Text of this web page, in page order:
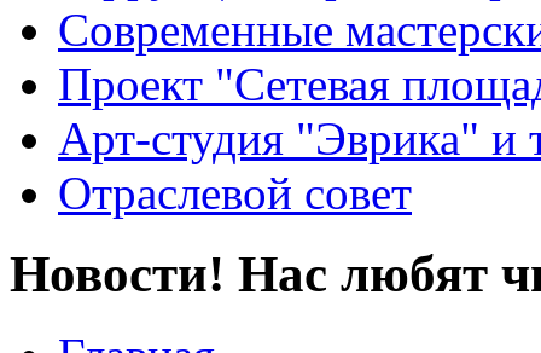
Современные
Проект "Сетевая
Арт-студия "Эврика" и
Отраслевой совет
Новости! Нас любят